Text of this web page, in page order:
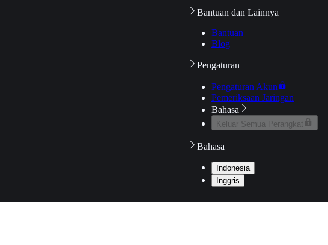
Bantuan dan Lainnya
Bantuan
Blog
Pengaturan
Pengaturan Akun
Pemeriksaan Jaringan
Bahasa
Keluar Semua Perangkat
Bahasa
Indonesia
Inggris